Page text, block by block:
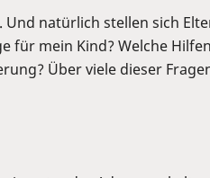
natürlich stellen sich
für mein Kind? Welche
Über viele dieser